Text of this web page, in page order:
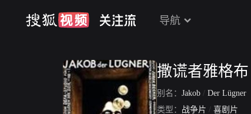
导航
撒谎者雅格布
别名： Jakob / Der Lügner
类型： 战争片 / 喜剧片